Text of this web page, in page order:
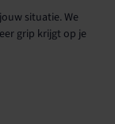
situatie. We
grip krijgt op je